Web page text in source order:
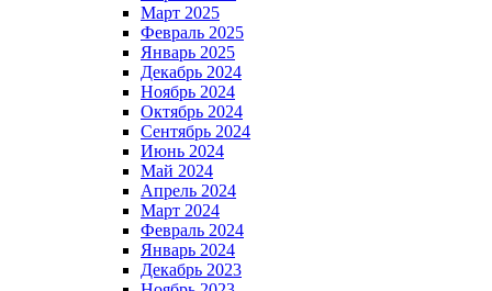
Март 2025
Февраль 2025
Январь 2025
Декабрь 2024
Ноябрь 2024
Октябрь 2024
Сентябрь 2024
Июнь 2024
Май 2024
Апрель 2024
Март 2024
Февраль 2024
Январь 2024
Декабрь 2023